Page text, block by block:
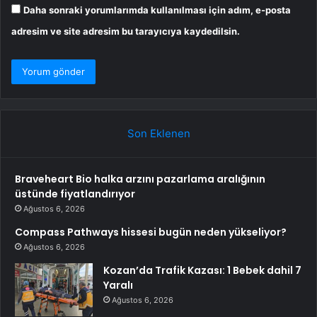
Daha sonraki yorumlarımda kullanılması için adım, e-posta
adresim ve site adresim bu tarayıcıya kaydedilsin.
Son Eklenen
Braveheart Bio halka arzını pazarlama aralığının
üstünde fiyatlandırıyor
Ağustos 6, 2026
Compass Pathways hissesi bugün neden yükseliyor?
Ağustos 6, 2026
Kozan’da Trafik Kazası: 1 Bebek dahil 7
Yaralı
Ağustos 6, 2026